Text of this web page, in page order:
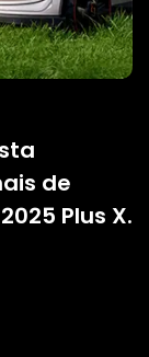
de
Plus X.